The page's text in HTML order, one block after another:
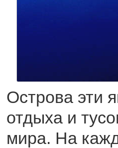
Острова эти
отдыха и
мира. На